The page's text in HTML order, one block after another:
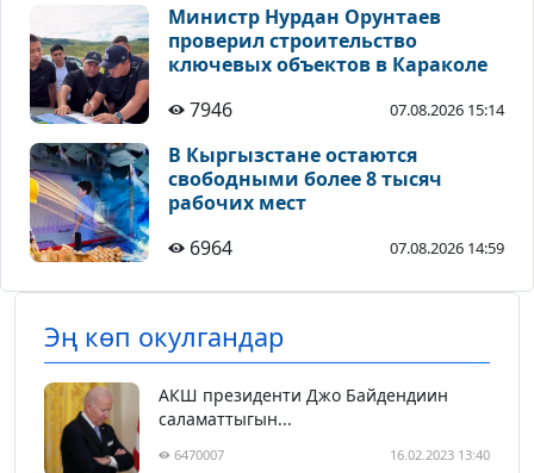
Министр Нурдан Орунтаев
проверил строительство
ключевых объектов в Караколе
7946
07.08.2026 15:14
В Кыргызстане остаются
свободными более 8 тысяч
рабочих мест
6964
07.08.2026 14:59
Эң көп окулгандар
АКШ президенти Джо Байдендиин
саламаттыгын...
6470007 16.02.2023 13:40